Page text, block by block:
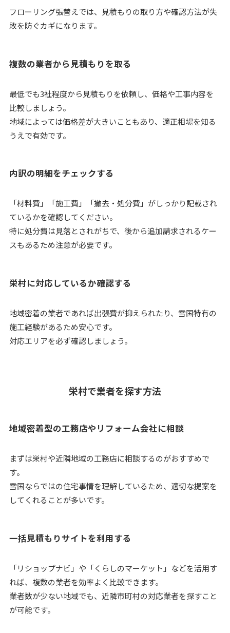
フローリング張替えでは、見積もりの取り方や確認方法が失
敗を防ぐカギになります。
複数の業者から見積もりを取る
最低でも3社程度から見積もりを依頼し、価格や工事内容を
比較しましょう。
地域によっては価格差が大きいこともあり、適正相場を知る
うえで有効です。
内訳の明細をチェックする
「材料費」「施工費」「撤去・処分費」がしっかり記載され
ているかを確認してください。
特に処分費は見落とされがちで、後から追加請求されるケー
スもあるため注意が必要です。
栄村に対応しているか確認する
地域密着の業者であれば出張費が抑えられたり、雪国特有の
施工経験があるため安心です。
対応エリアを必ず確認しましょう。
栄村で業者を探す方法
地域密着型の工務店やリフォーム会社に相談
まずは栄村や近隣地域の工務店に相談するのがおすすめで
す。
雪国ならではの住宅事情を理解しているため、適切な提案を
してくれることが多いです。
一括見積もりサイトを利用する
「リショップナビ」や「くらしのマーケット」などを活用す
れば、複数の業者を効率よく比較できます。
業者数が少ない地域でも、近隣市町村の対応業者を探すこと
が可能です。